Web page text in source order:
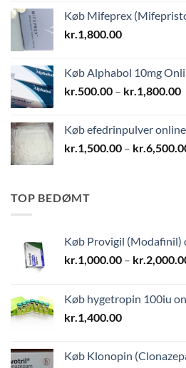
Køb Mifeprex
kr. 1,800.00
Køb Alphabol 10mg
kr. 500.00 – kr. 1,800.00
Køb efedrinpulver online
kr. 1,500.00 – kr.
TOP BEDØMT
Køb Provigil (Modafinil)
kr.1,000.00 – kr.
Køb hygetropin 100iu
kr.1,400.00
Køb Klonopin